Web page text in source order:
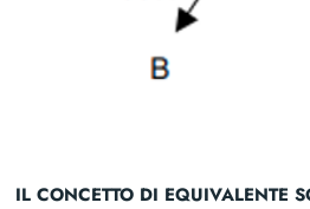
IL CONCETTO DI EQUIVALENTE